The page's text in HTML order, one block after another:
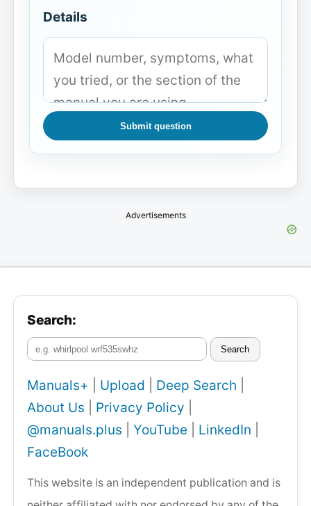
Details
Submit question
Advertisements
Search:
Search
Manuals+ Upload Deep Search
About Us
Privacy Policy
@manuals.plus
YouTube LinkedIn
FaceBook
This website is an independent publication and is